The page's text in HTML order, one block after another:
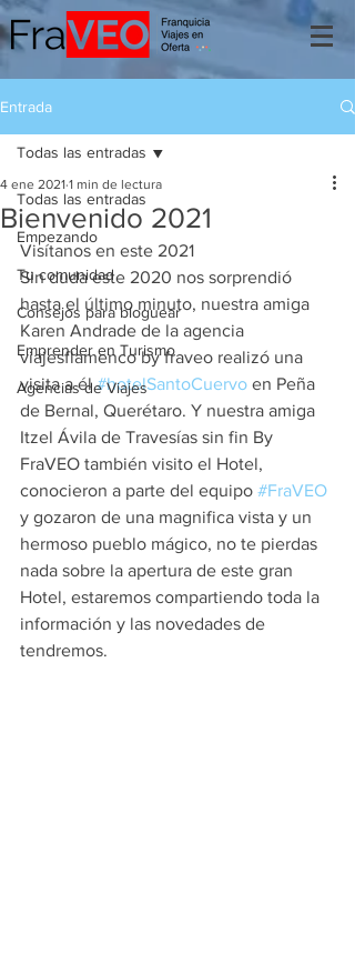
Entrada
Todas las entradas
Empezando
Tu comunidad
Consejos para bloguear
Emprender en Turismo
Agencias de Viajes
Todas las entradas
Bienvenido 2021
4 ene 2021 1 min de lectura
Visítanos en este 2021
Sin duda este 2020 nos sorprendió
hasta el último minuto, nuestra amiga
Karen Andrade de la agencia
viajesflamenco by fraveo realizó una
visita a él #hotelSantoCuervo en Peña
de Bernal, Querétaro. Y nuestra amiga
Itzel Ávila de Travesías sin fin By
FraVEO también visito el Hotel,
conocieron a parte del equipo #FraVEO
y gozaron de una magnifica vista y un
hermoso pueblo mágico, no te pierdas
nada sobre la apertura de este gran
Hotel, estaremos compartiendo toda la
información y las novedades de
tendremos.